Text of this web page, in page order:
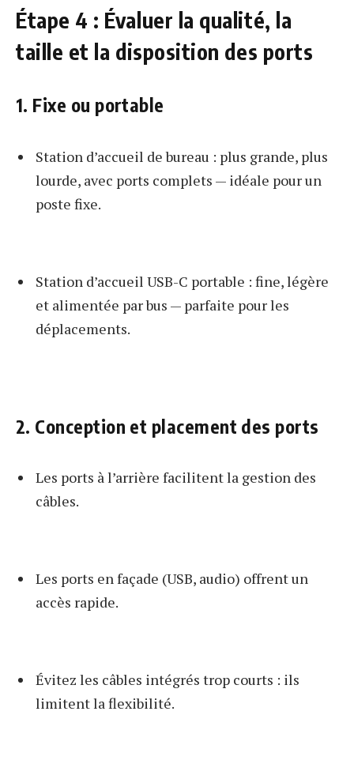
Étape 4 : Évaluer la qualité, la
taille et la disposition des ports
1. Fixe ou portable
Station d’accueil de bureau : plus grande, plus
lourde, avec ports complets — idéale pour un
poste fixe.
Station d’accueil USB-C portable : fine, légère
et alimentée par bus — parfaite pour les
déplacements.
2. Conception et placement des ports
Les ports à l’arrière facilitent la gestion des
câbles.
Les ports en façade (USB, audio) offrent un
accès rapide.
Évitez les câbles intégrés trop courts : ils
limitent la flexibilité.